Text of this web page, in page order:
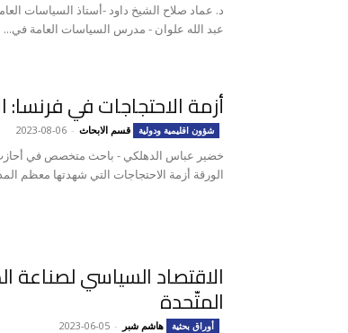
د. عماد صلاح الشيخ داود -أستاذ السياسات
عبد الله علوان - مدرس السياسات العامة في...
أزمة الاحتجاجات في فرنسا:
شؤون اقليمية ودولية قسم الابحاث -
2023-08-06
خضير عباس الدهلكي - باحث متخصص في
الورقة أزمة الاحتجاجات التي شهدتها معظم
الاقتصاد السياسي لصناعة
المتّحدة
أوراق بحثية هاشم شبر -
2023-06-05